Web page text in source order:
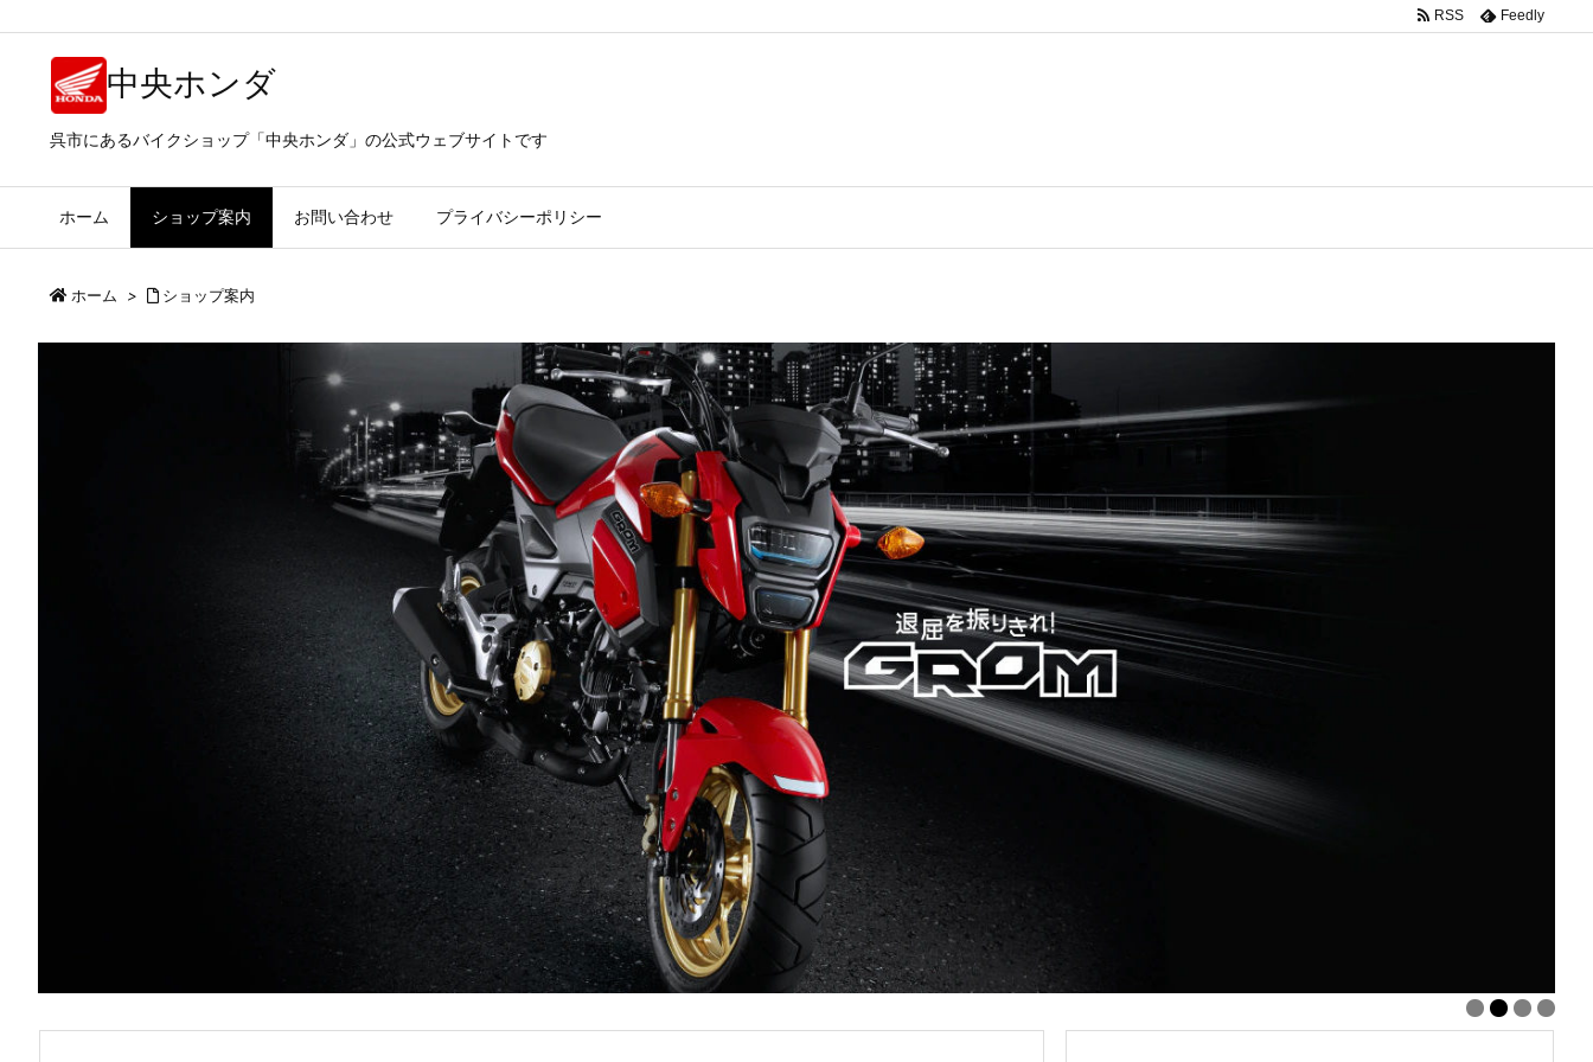
中央ホンダ
呉市にあるバイクショップ「中央ホンダ」の公式ウェブサイトです
ホーム ショップ案内 お問い合わせ プライバシーポリシー
RSS Feedly
ホーム > ショップ案内